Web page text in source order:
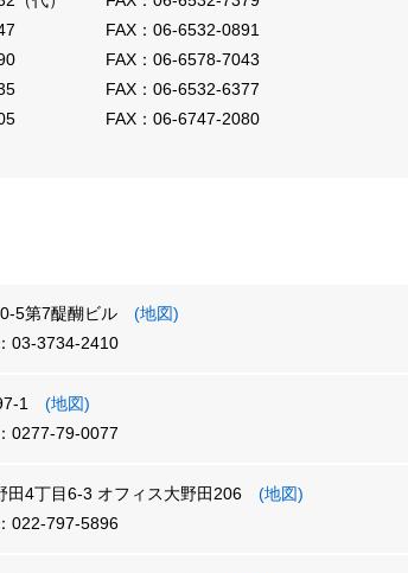
FAX：06-6532-0891
FAX：06-6578-7043
FAX：06-6532-6377
FAX：06-6747-2080
5第7醍醐ビル (地図)
03-3734-2410
1 (地図)
0277-79-0077
4丁目6-3 オフィス大野田206 (地図)
022-797-5896